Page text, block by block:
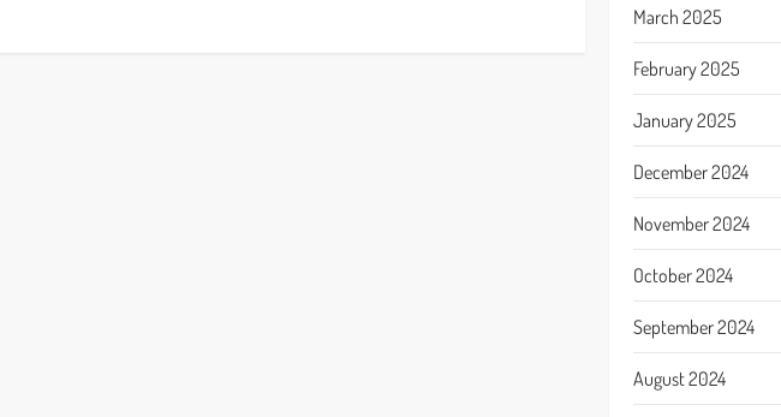
March 2025
February 2025
January 2025
December 2024
November 2024
October 2024
September 2024
August 2024